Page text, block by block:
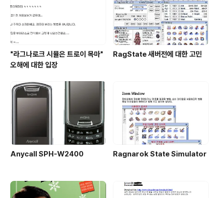
"라그나로크 시뮬은 트로이 목마"
오해에 대한 입장
RagState 새버전에 대한 고민
Anycall SPH-W2400 Ragnarok State Simulator